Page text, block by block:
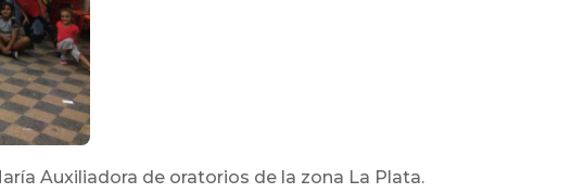
Auxiliadora de oratorios de la zona La Plata.